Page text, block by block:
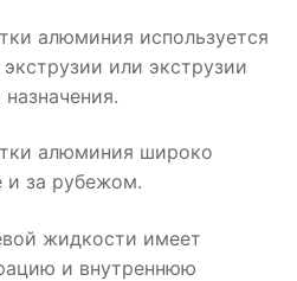
алюминия используется
или экструзии
алюминия широко
и за рубежом.
жидкости имеет
и внутреннюю